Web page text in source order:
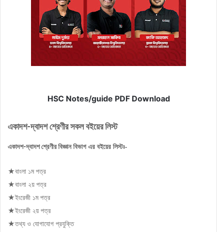
HSC Notes/guide PDF Download
একাদশ-দ্বাদশ শ্রেণীর সকল বইয়ের লিস্ট
একাদশ-দ্বাদশ শ্রেণীরবিজ্ঞান বিভাগ এর বইয়ের লিস্টঃ-
★বাংলা ১ম পত্র
★বাংলা ২য় পত্র
★ইংরেজী ১ম পত্র
★ইংরেজী ২য় পত্র
★তথ্য ও যােগাযােগ প্রযুক্তি